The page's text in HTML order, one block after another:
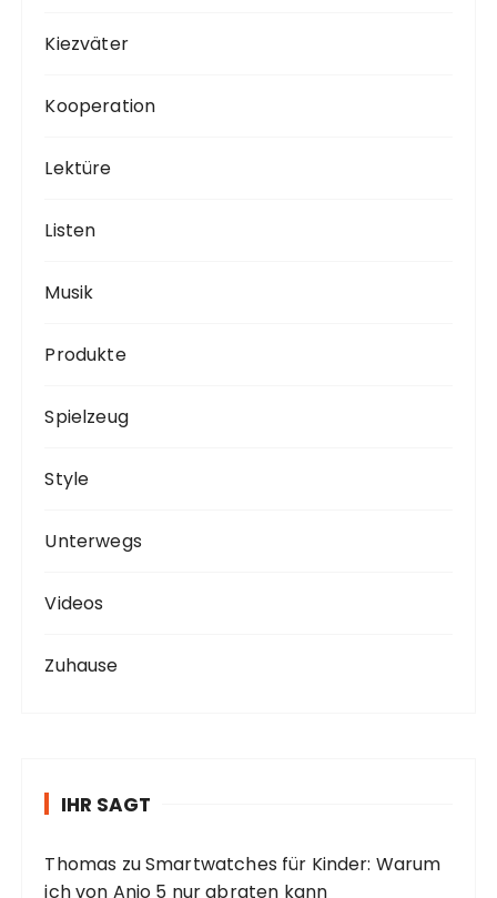
Kiezväter
Kooperation
Lektüre
Listen
Musik
Produkte
Spielzeug
Style
Unterwegs
Videos
Zuhause
IHR SAGT
Thomas zuSmartwatches für Kinder: Warum
ich von Anio 5 nur abraten kann